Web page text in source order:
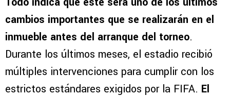
cambios importantes que se realizarán en el
inmueble antes del arranque del torneo.
Durante los últimos meses, el estadio recibió
múltiples intervenciones para cumplir con los
estrictos estándares exigidos por la FIFA. El